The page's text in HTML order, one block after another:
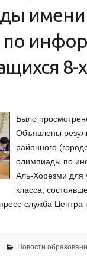
имени
8-х
Было
Объявлены
районного
олимпиады по
Аль-Хорезми для
класса,
служба Центра
Новости